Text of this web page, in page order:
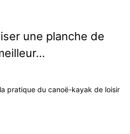
une planche de